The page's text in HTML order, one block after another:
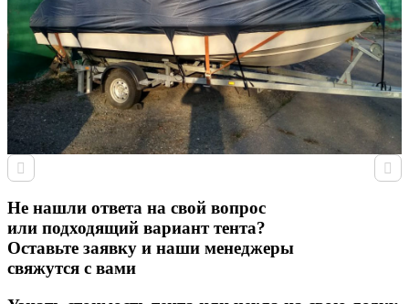
Не нашли ответа на свой вопрос
или подходящий вариант тента?
Оставьте заявку и наши менеджеры
свяжутся с вами